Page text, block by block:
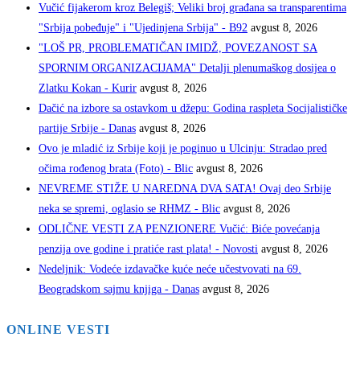
Vučić fijakerom kroz Belegiš; Veliki broj građana sa transparentima
"Srbija pobeđuje" i "Ujedinjena Srbija" - B92 avgust 8, 2026
"LOŠ PR, PROBLEMATIČAN IMIDŽ, POVEZANOST SA
SPORNIM ORGANIZACIJAMA" Detalji plenumaškog dosijea o
Zlatku Kokan - Kurir avgust 8, 2026
Dačić na izbore sa ostavkom u džepu: Godina raspleta Socijalističke
partije Srbije - Danas avgust 8, 2026
Ovo je mladić iz Srbije koji je poginuo u Ulcinju: Stradao pred
očima rođenog brata (Foto) - Blic avgust 8, 2026
NEVREME STIŽE U NAREDNA DVA SATA! Ovaj deo Srbije
neka se spremi, oglasio se RHMZ - Blic avgust 8, 2026
ODLIČNE VESTI ZA PENZIONERE Vučić: Biće povećanja
penzija ove godine i pratiće rast plata! - Novosti avgust 8, 2026
Nedeljnik: Vodeće izdavačke kuće neće učestvovati na 69.
Beogradskom sajmu knjiga - Danas avgust 8, 2026
ONLINE VESTI